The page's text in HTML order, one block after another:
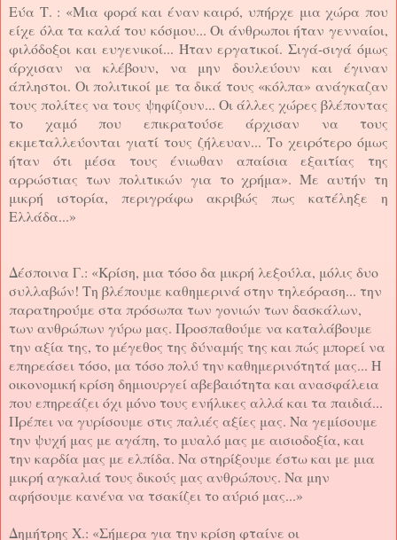
Εύα Τ. : «Μια φορά και έναν καιρό, υπήρχε μια χώρα που
είχε όλα τα καλά του κόσμου... Οι άνθρωποι ήταν γενναίοι,
φιλόδοξοι και ευγενικοί... Ήταν εργατικοί. Σιγά-σιγά όμως
άρχισαν να κλέβουν, να μην δουλεύουν και έγιναν
άπληστοι. Οι πολιτικοί με τα δικά τους «κόλπα» ανάγκαζαν
τους πολίτες να τους ψηφίζουν... Οι άλλες χώρες βλέποντας
το χαμό που επικρατούσε άρχισαν να τους
εκμεταλλεύονται γιατί τους ζήλευαν... Το χειρότερο όμως
ήταν ότι μέσα τους ένιωθαν απαίσια εξαιτίας της
αρρώστιας των πολιτικών για το χρήμα». Με αυτήν τη
μικρή ιστορία, περιγράφω ακριβώς πως κατέληξε η
Ελλάδα...»
Δέσποινα Γ.: «Κρίση, μια τόσο δα μικρή λεξούλα, μόλις δυο
συλλαβών! Τη βλέπουμε καθημερινά στην τηλεόραση... την
παρατηρούμε στα πρόσωπα των γονιών των δασκάλων,
των ανθρώπων γύρω μας. Προσπαθούμε να καταλάβουμε
την αξία της, το μέγεθος της δύναμής της και πώς μπορεί να
επηρεάσει τόσο, μα τόσο πολύ την καθημερινότητά μας... Η
οικονομική κρίση δημιουργεί αβεβαιότητα και ανασφάλεια
που επηρεάζει όχι μόνο τους ενήλικες αλλά και τα παιδιά...
Πρέπει να γυρίσουμε στις παλιές αξίες μας. Να γεμίσουμε
την ψυχή μας με αγάπη, το μυαλό μας με αισιοδοξία, και
την καρδία μας με ελπίδα. Να στηρίξουμε έστω και με μια
μικρή αγκαλιά τους δικούς μας ανθρώπους. Να μην
αφήσουμε κανένα να τσακίζει το αύριό μας...»
Δημήτρης Χ.: «Σήμερα για την κρίση φταίνε οι